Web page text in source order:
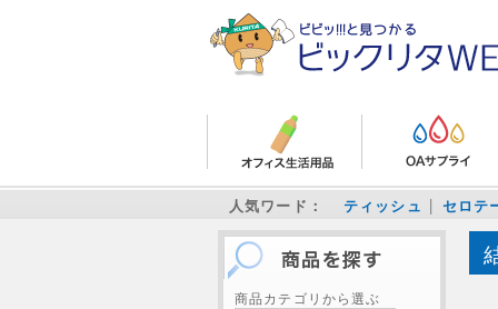
人気ワード： ティッシュ セロテ
商品カテゴリから選ぶ